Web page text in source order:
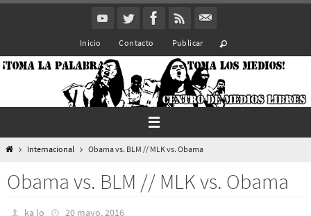
Inicio Contacto Publicar
InicioInternacional Obama vs. BLM // MLK vs. Obama
Obama vs. BLM // MLK vs. Obama
ka lo
20 mayo, 2016